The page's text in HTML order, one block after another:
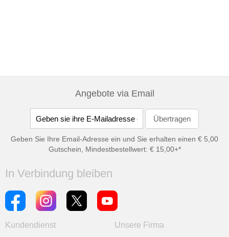
Angebote via Email
Geben Sie Ihre Email-Adresse ein und Sie erhalten einen € 5,00
Gutschein, Mindestbestellwert: € 15,00+*
In Verbindung bleiben
Kundendienst
Unsere Firma